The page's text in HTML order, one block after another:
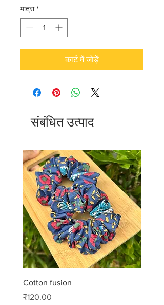
मात्रा *
कार्ट में जोड़ें
संबंधित उत्पाद
Cotton fusion
मूल्य
₹120.00
मूल्य
₹99.00